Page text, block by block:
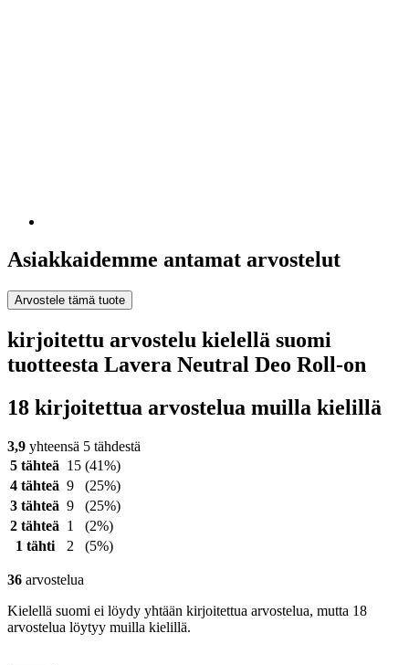
Asiakkaidemme antamat arvostelut
Arvostele tämä tuote
kirjoitettu arvostelu kielellä suomi
tuotteesta Lavera Neutral Deo Roll-on
18 kirjoitettua arvostelua muilla kielillä
3,9 yhteensä 5 tähdestä
5 tähteä 15 (41%)
4 tähteä 9
(25%)
3 tähteä 9
(25%)
2 tähteä 1
(2%)
1 tähti
2 (5%)
36 arvostelua
Kielellä suomi ei löydy yhtään kirjoitettua arvostelua, mutta 18
arvostelua löytyy muilla kielillä.